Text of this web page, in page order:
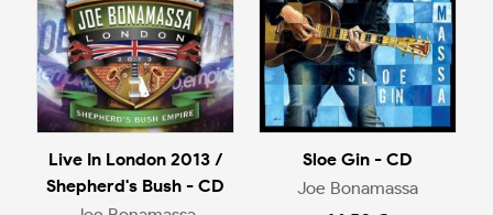
Live In London 2013 /
Shepherd's Bush - CD
Sloe Gin - CD
Joe Bonamassa